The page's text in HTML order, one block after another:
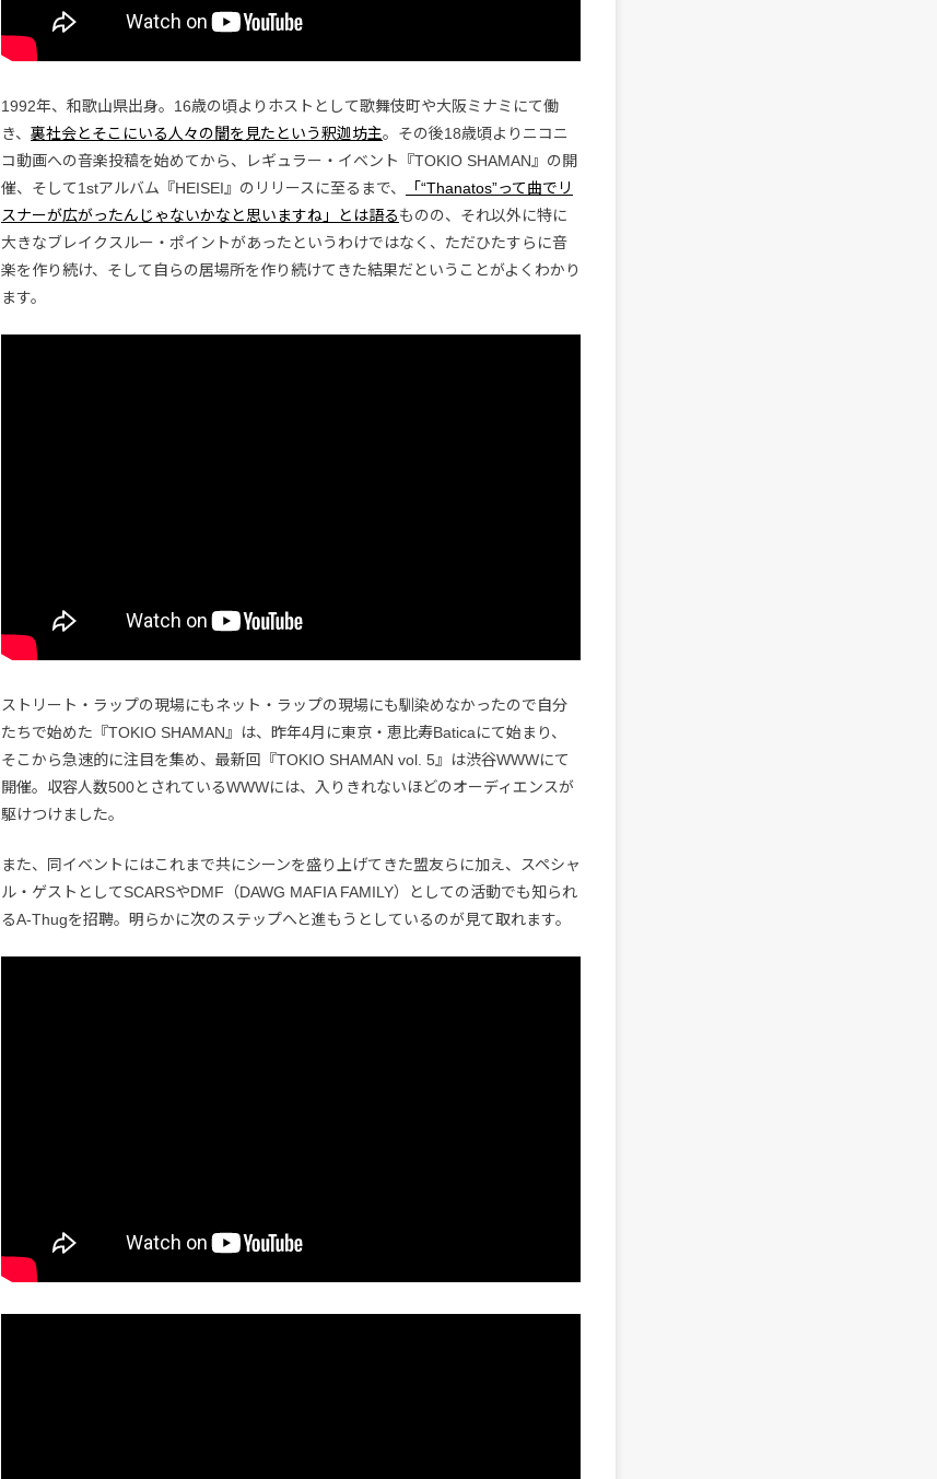
1992年、和歌山県出身。16歳の頃よりホストとして歌舞伎町や大阪ミナミにて働
き、 裏社会とそこにいる人々の闇を見たという釈迦坊主。その後18歳頃よりニコニ
コ動画への音楽投稿を始めてから、レギュラー・イベント『TOKIO SHAMAN』の開
催、そして1stアルバム『HEISEI』のリリースに至るまで、
「“Thanatos”って曲でリ
スナーが広がったんじゃないかなと思いますね」とは語るものの、それ以外に特に
大きなブレイクスルー・ポイントがあったというわけではなく、ただひたすらに音
楽を作り続け、そして自らの居場所を作り続けてきた結果だということがよくわかり
ます。
ストリート・ラップの現場にもネット・ラップの現場にも馴染めなかったので自分
たちで始めた『TOKIO SHAMAN』は、昨年4月に東京・恵比寿Baticaにて始まり、
そこから急速的に注目を集め、最新回『TOKIO SHAMAN vol. 5』は渋谷WWWにて
開催。収容人数500とされているWWWには、入りきれないほどのオーディエンスが
駆けつけました。
また、同イベントにはこれまで共にシーンを盛り上げてきた盟友らに加え、スペシャ
ル・ゲストとしてSCARSやDMF（DAWG MAFIA FAMILY）としての活動でも知られ
るA-Thugを招聘。明らかに次のステップへと進もうとしているのが見て取れます。